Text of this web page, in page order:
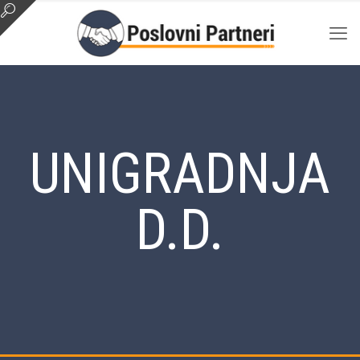
UNIGRADNJA
D.D.